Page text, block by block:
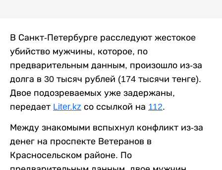
В Санкт-Петербурге расследуют жестокое
убийство мужчины, которое, по
предварительным данным, произошло из-за
долга в 30 тысяч рублей (174 тысячи тенге).
Двое подозреваемых уже задержаны,
передает Liter.kz со ссылкой на 112.
Между знакомыми вспыхнул конфликт из-за
денег на проспекте Ветеранов в
Красносельском районе. По